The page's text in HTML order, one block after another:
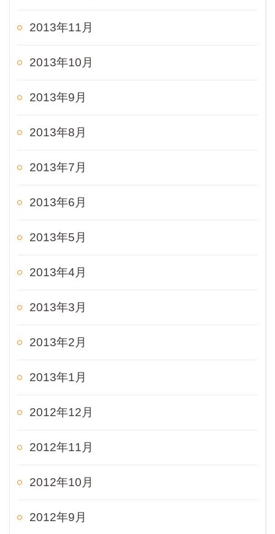
2013年11月
2013年10月
2013年9月
2013年8月
2013年7月
2013年6月
2013年5月
2013年4月
2013年3月
2013年2月
2013年1月
2012年12月
2012年11月
2012年10月
2012年9月